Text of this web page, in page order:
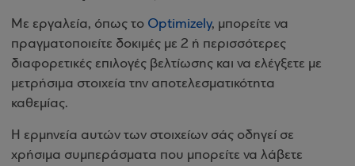
Με εργαλεία, όπως το Optimizely, μπορείτε να
πραγματοποιείτε δοκιμές με 2 ή περισσότερες
διαφορετικές επιλογές βελτίωσης και να ελέγξετε με
μετρήσιμα στοιχεία την αποτελεσματικότητα
καθεμίας.
Η ερμηνεία αυτών των στοιχείων σάς οδηγεί σε
χρήσιμα συμπεράσματα που μπορείτε να λάβετε